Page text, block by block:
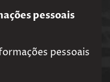
pessoais
pessoais